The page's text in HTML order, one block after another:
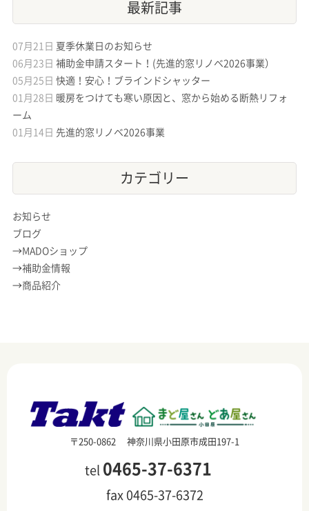
最新記事
07月21日 夏季休業日のお知らせ
06月23日 補助金申請スタート！(先進的窓リノベ2026事業）
05月25日 快適！安心！ブラインドシャッター
01月28日 暖房をつけても寒い原因と、窓から始める断熱リフォ
ーム
01月14日 先進的窓リノベ2026事業
カテゴリー
お知らせ
ブログ
MADOショップ
補助金情報
商品紹介
〒250-0862 神奈川県小田原市成田197-1
tel 0465-37-6371
fax 0465-37-6372